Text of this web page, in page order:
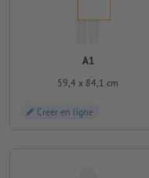
A1
59,4 x 84,1 cm
Créer en ligne